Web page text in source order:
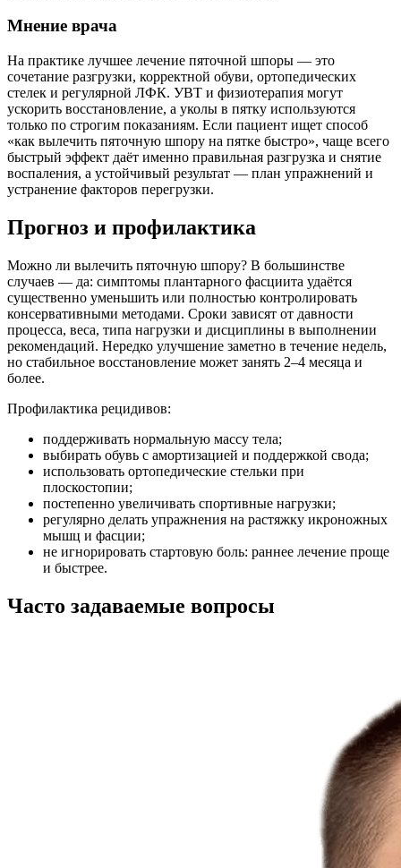
Мнение врача
На практике лучшее лечение пяточной шпоры — это
сочетание разгрузки, корректной обуви, ортопедических
стелек и регулярной ЛФК. УВТ и физиотерапия могут
ускорить восстановление, а уколы в пятку используются
только по строгим показаниям. Если пациент ищет способ
«как вылечить пяточную шпору на пятке быстро», чаще всего
быстрый эффект даёт именно правильная разгрузка и снятие
воспаления, а устойчивый результат — план упражнений и
устранение факторов перегрузки.
Прогноз и профилактика
Можно ли вылечить пяточную шпору? В большинстве
случаев — да: симптомы плантарного фасциита удаётся
существенно уменьшить или полностью контролировать
консервативными методами. Сроки зависят от давности
процесса, веса, типа нагрузки и дисциплины в выполнении
рекомендаций. Нередко улучшение заметно в течение недель,
но стабильное восстановление может занять 2–4 месяца и
более.
Профилактика рецидивов:
поддерживать нормальную массу тела;
выбирать обувь с амортизацией и поддержкой свода;
использовать ортопедические стельки при
плоскостопии;
постепенно увеличивать спортивные нагрузки;
регулярно делать упражнения на растяжку икроножных
мышц и фасции;
не игнорировать стартовую боль: раннее лечение проще
и быстрее.
Часто задаваемые вопросы